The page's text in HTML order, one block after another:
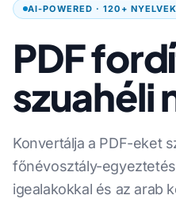
AI-POWERED · 120+ NYELVEK
PDF
szuahéli
Konvertálja a PDF-eket
főnévosztály-
igealakokkal és az arab